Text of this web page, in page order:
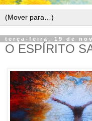
terça-feira, 19 de
O ESPÍRITO